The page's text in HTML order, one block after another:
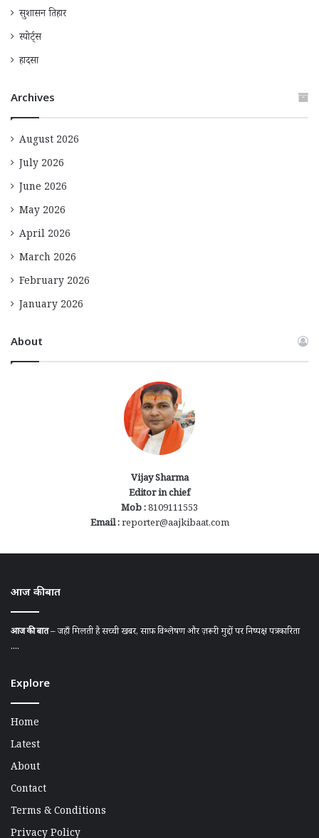
सुशासन तिहार
स्पोर्ट्स
हादसा
Archives
August 2026
July 2026
June 2026
May 2026
April 2026
March 2026
February 2026
January 2026
About
Vijay Sharma
Editor in chief
Mob :8109111553
Email :reporter@aajkibaat.com
आज की बात
आज की बात– जहाँ मिलती है सच्ची खबर, साफ़ विश्लेषण और ज़रूरी मुद्दों पर निष्पक्ष पत्रकारिता
....
Explore
Home
Latest
About
Contact
Terms & Conditions
Privacy Policy